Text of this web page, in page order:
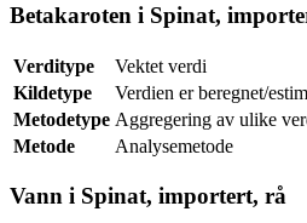
Betakaroten i Spinat,
Verditype
Vektet verdi
Kildetype
Verdien er beregnet/
Metodetype Aggregering av ulike
Metode
Analysemetode
Vann i Spinat, importert, rå